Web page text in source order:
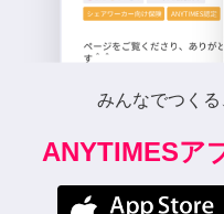
みんなでつくる
ANYTIMESア